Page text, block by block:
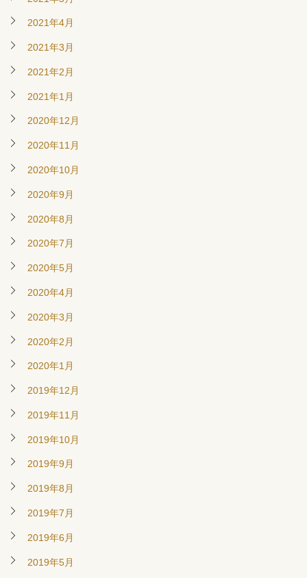
2021年4月
2021年3月
2021年2月
2021年1月
2020年12月
2020年11月
2020年10月
2020年9月
2020年8月
2020年7月
2020年5月
2020年4月
2020年3月
2020年2月
2020年1月
2019年12月
2019年11月
2019年10月
2019年9月
2019年8月
2019年7月
2019年6月
2019年5月